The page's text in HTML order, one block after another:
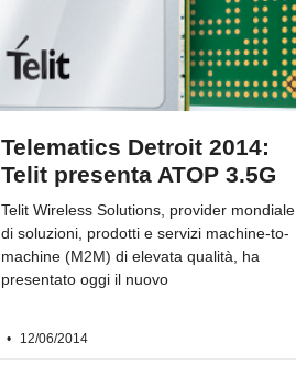
Telematics Detroit 2014:
Telit presenta ATOP 3.5G
Telit Wireless Solutions, provider mondiale
di soluzioni, prodotti e servizi machine-to-
machine (M2M) di elevata qualità, ha
presentato oggi il nuovo
12/06/2014